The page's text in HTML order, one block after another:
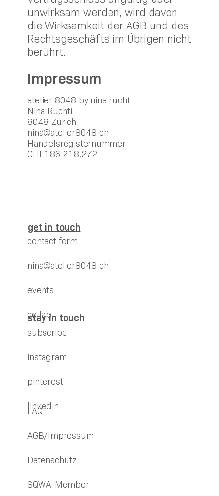
unwirksam werden, wird davon
die Wirksamkeit der AGB und des
Rechtsgeschäfts im Übrigen nicht
berührt.
Impressum
atelier 8048 by nina ruchti
Nina Ruchti
8048 Zürich
nina@atelier8048.ch
Handelsregisternummer
CHE186.218.272
FAQ
AGB/Impressum
Datenschutz
SQWA-Member
stay in touch
subscribe
instagram
pinterest
linkedin
get in touch
contact form
nina@atelier8048.ch
events
collab